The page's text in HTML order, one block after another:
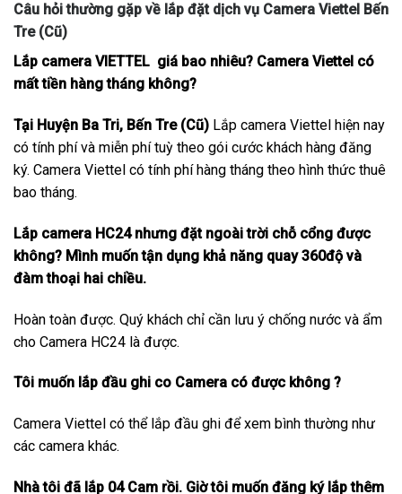
Câu hỏi thường gặp về lắp đặt dịch vụ Camera Viettel Bến
Tre (Cũ)
Lắp camera VIETTEL giá bao nhiêu? Camera Viettel có
mất tiền hàng tháng không?
Tại Huyện Ba Tri, Bến Tre (Cũ) Lắp camera Viettel hiện nay
có tính phí và miễn phí tuỳ theo gói cước khách hàng đăng
ký. Camera Viettel có tính phí hàng tháng theo hình thức thuê
bao tháng.
Lắp camera HC24 nhưng đặt ngoài trời chỗ cổng được
không? Mình muốn tận dụng khả năng quay 360độ và
đàm thoại hai chiều.
Hoàn toàn được. Quý khách chỉ cần lưu ý chống nước và ẩm
cho Camera HC24 là được.
Tôi muốn lắp đầu ghi co Camera có được không ?
Camera Viettel có thể lắp đầu ghi để xem bình thường như
các camera khác.
Nhà tôi đã lắp 04 Cam rồi. Giờ tôi muốn đăng ký lắp thêm